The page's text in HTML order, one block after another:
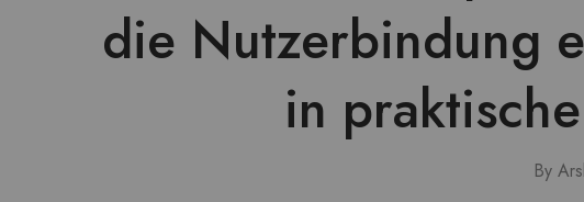
die Nutzerbindung
in
By